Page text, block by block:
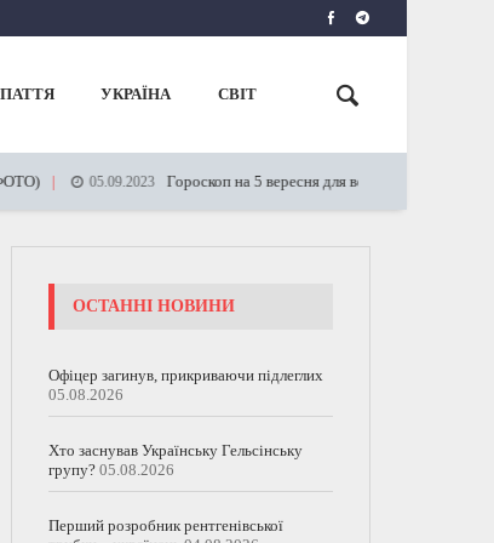
УКРАЇНА СВІТ
05.09.2023 Гороскоп на 5 вересня для всіх знаків Зодіаку
ОСТАННІ НОВИНИ
Офіцер загинув, прикриваючи підлеглих
05.08.2026
Хто заснував Українську Гельсінську
групу? 05.08.2026
Перший розробник рентгенівської